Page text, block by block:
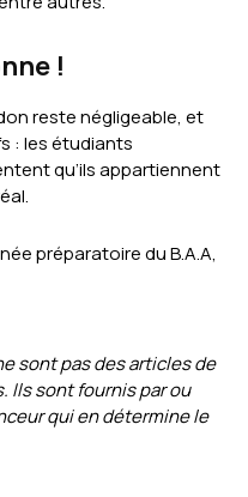
!
reste négligeable, et
: les étudiants
qu’ils appartiennent
préparatoire du B.A.A,
sont pas des articles de
Ils sont fournis par ou
qui en détermine le